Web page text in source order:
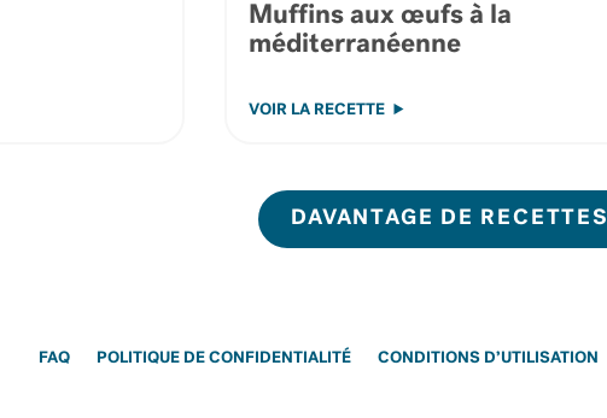
Muffins aux œufs à la
méditerranéenne
VOIR LA RECETTE
DAVANTAGE DE RECETTES
FAQ POLITIQUE DE CONFIDENTIALITÉ CONDITIONS D’UTILISATION